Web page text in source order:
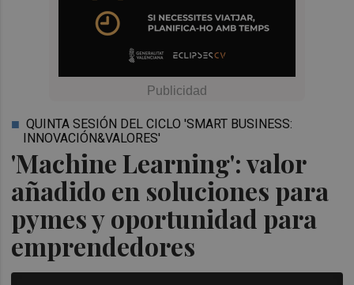
'Machine Learning': valor
añadido en soluciones para
pymes y oportunidad para
emprendedores
QUINTA SESIÓN DEL CICLO 'SMART BUSINESS:
INNOVACIÓN&VALORES'